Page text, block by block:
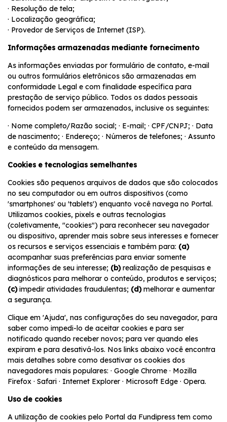
· Resolução de tela;
· Localização geográfica;
· Provedor de Serviços de Internet (ISP).
Informações armazenadas mediante fornecimento
As informações enviadas por formulário de contato, e-mail
ou outros formulários eletrônicos são armazenadas em
conformidade Legal e com finalidade específica para
prestação de serviço público. Todos os dados pessoais
fornecidos podem ser armazenados, inclusive os seguintes:
· Nome completo/Razão social; · E-mail; · CPF/CNPJ; · Data
de nascimento; · Endereço; · Números de telefones; · Assunto
e conteúdo da mensagem.
Cookies e tecnologias semelhantes
Cookies são pequenos arquivos de dados que são colocados
no seu computador ou em outros dispositivos (como
'smartphones' ou 'tablets') enquanto você navega no Portal.
Utilizamos cookies, pixels e outras tecnologias
(coletivamente, "cookies") para reconhecer seu navegador
ou dispositivo, aprender mais sobre seus interesses e fornecer
os recursos e serviços essenciais e também para: (a)
acompanhar suas preferências para enviar somente
informações de seu interesse; (b)realização de pesquisas e
diagnósticos para melhorar o conteúdo, produtos e serviços;
(c)impedir atividades fraudulentas; (d)melhorar e aumentar
a segurança.
Clique em 'Ajuda', nas configurações do seu navegador, para
saber como impedi-lo de aceitar cookies e para ser
notificado quando receber novos; para ver quando eles
expiram e para desativá-los. Nos links abaixo você encontra
mais detalhes sobre como desativar os cookies dos
navegadores mais populares: · Google Chrome · Mozilla
Firefox · Safari · Internet Explorer · Microsoft Edge · Opera.
Uso de cookies
A utilização de cookies pelo Portal da Fundipress tem como